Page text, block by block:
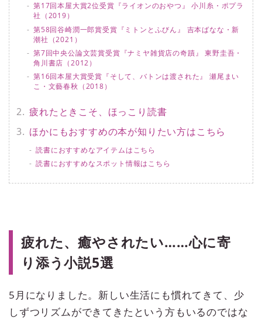
第17回本屋大賞2位受賞『ライオンのおやつ』 小川糸・ポプラ
社（2019）
第58回谷崎潤一郎賞受賞『ミトンとふびん』 吉本ばなな・新
潮社（2021）
第7回中央公論文芸賞受賞『ナミヤ雑貨店の奇蹟』 東野圭吾・
角川書店（2012）
第16回本屋大賞受賞『そして、バトンは渡された』 瀬尾まい
こ・文藝春秋（2018）
疲れたときこそ、ほっこり読書
ほかにもおすすめの本が知りたい方はこちら
読書におすすめなアイテムはこちら
読書におすすめなスポット情報はこちら
疲れた、癒やされたい……心に寄
り添う小説5選
5月になりました。新しい生活にも慣れてきて、少
しずつリズムができてきたという方もいるのではな